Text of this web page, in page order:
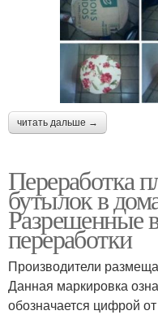
читать дальше →
Переработка
бутылок в
Разрешенные
переработки
Производители
Данная маркировка
обозначается цифрой